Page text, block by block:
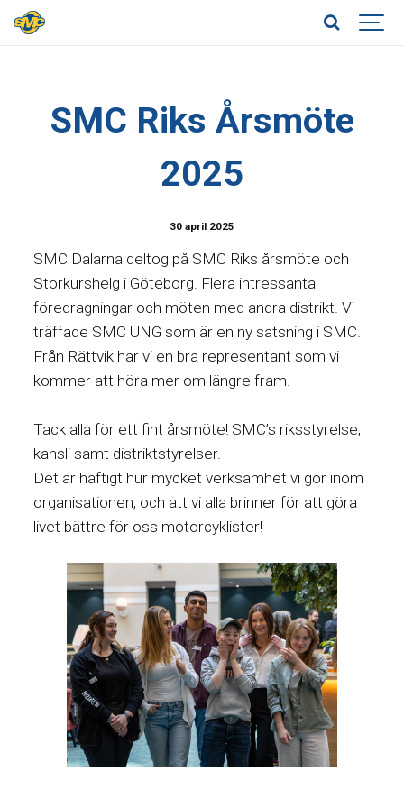
SMC Riks Årsmöte
2025
30 april 2025
SMC Dalarna deltog på SMC Riks årsmöte och
Storkurshelg i Göteborg. Flera intressanta
föredragningar och möten med andra distrikt. Vi
träffade SMC UNG som är en ny satsning i SMC.
Från Rättvik har vi en bra representant som vi
kommer att höra mer om längre fram.
Tack alla för ett fint årsmöte! SMC’s riksstyrelse,
kansli samt distriktstyrelser.
Det är häftigt hur mycket verksamhet vi gör inom
organisationen, och att vi alla brinner för att göra
livet bättre för oss motorcyklister!